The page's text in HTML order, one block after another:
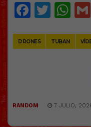
DRONES TUBAN
RANDOM 7 JULIO,